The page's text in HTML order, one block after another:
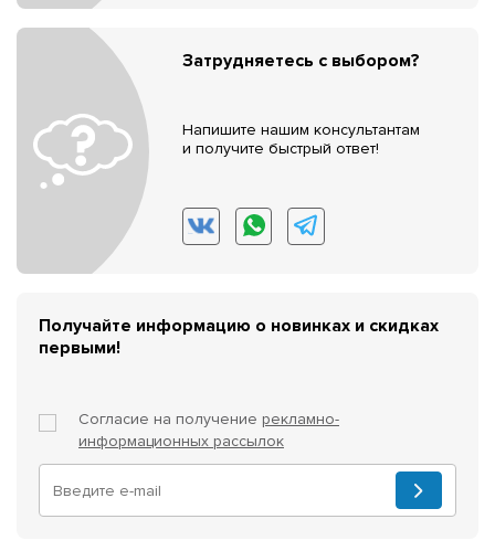
Затрудняетесь с выбором?
Напишите нашим консультантам
и получите быстрый ответ!
Получайте информацию о новинках и скидках
первыми!
Согласие на получение рекламно-
информационных рассылок